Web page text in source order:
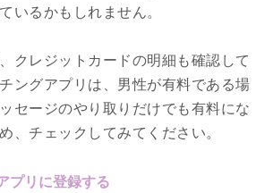
いるかもしれません。
クレジットカードの明細も確認して
ングアプリは、男性が有料である場
セージのやり取りだけでも有料にな
、チェックしてみてください。
プリに登録する